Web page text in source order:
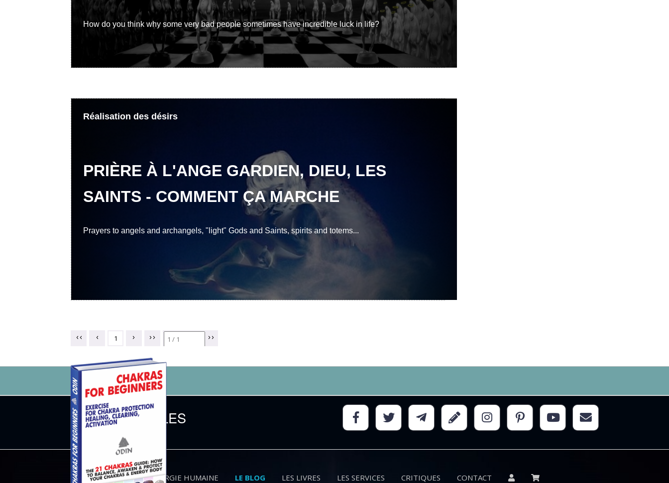
How do you think why some very bad people sometimes have incredible luck in life?
Réalisation des désirs
PRIÈRE À L'ANGE GARDIEN, DIEU, LES
SAINTS - COMMENT ÇA MARCHE
Prayers to angels and archangels, "light" Gods and Saints, spirits and totems...
1
LES NOUVELLES
ÉNERGIE HUMAINE LE BLOG LES LIVRES LES SERVICES CRITIQUES CONTACT